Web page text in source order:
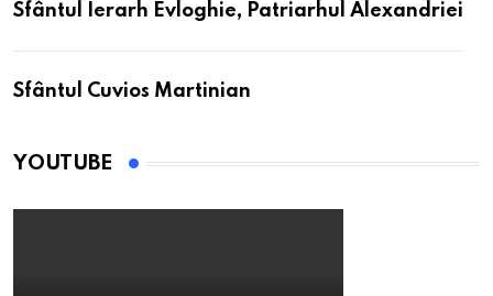
Sfântul Ierarh Evloghie, Patriarhul Alexandriei
Sfântul Cuvios Martinian
YOUTUBE